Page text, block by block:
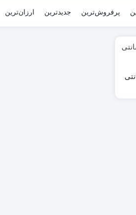
پرفروش‌ترین جدیدترین ارزان‌ترین
20 سانتی